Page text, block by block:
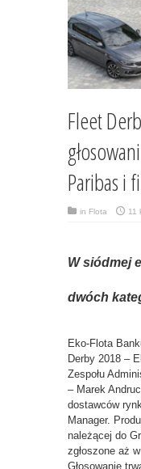
Fleet
Paribas i
in Flota 11
W siódmej
dwóch
Eko-Flota
Derby 2018 –
Zespołu
– Marek
dostawców
Manager.
należącej do
zgłoszone aż
Głosowanie